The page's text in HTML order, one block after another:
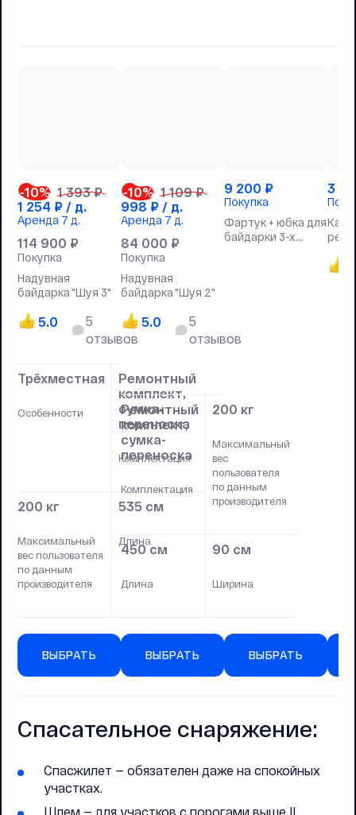
-10% 1 393 ₽
1 254 ₽ / д.
Аренда 7 д.
114 900 ₽
Покупка
Надувная
байдарка "Шуя 3"
5.0
5
отзывов
Трёхместная
Особенности
Ремонтный
комплект,
сумка-
переноска
Комплектация
200 кг
Максимальный
вес пользователя
по данным
производителя
535 см
Длина
ВЫБРАТЬ
-10% 1 109 ₽
998 ₽ / д.
Аренда 7 д.
84 000 ₽
Покупка
Надувная
байдарка "Шуя 2"
5.0
5
отзывов
Ремонтный
комплект,
сумка-
переноска
Комплектация
200 кг
Максимальный
вес
пользователя
по данным
производителя
450 см
Длина
90 см
Ширина
ВЫБРАТЬ
9 200 ₽
Покупка
Фартук + юбка для
байдарки 3-х
ВЫБРАТЬ
3
Спасательное снаряжение:
Спасжилет — обязателен даже на спокойных
участках.
Шлем — для участков с порогами выше II